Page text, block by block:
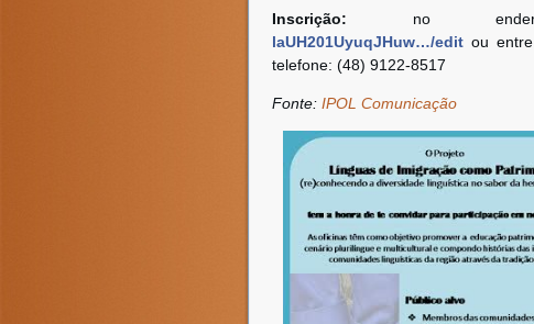
Inscrição: no
laUH201UyuqJHuw…/edit ou
telefone: (48) 9122-8517
Fonte: IPOL Comunicação